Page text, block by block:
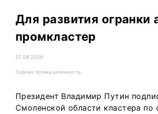
Для развития
промкластер
07.08.2026
Горная промышленность
Президент Владимир Путин
Смоленской области кластера по